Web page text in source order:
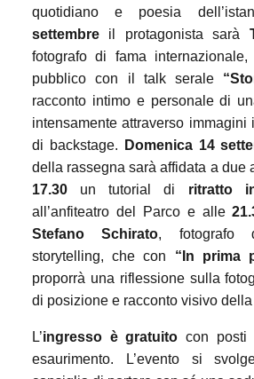
quotidiano e poesia
settembre il protagonista sarà
fotografo di fama
pubblico con il talk serale
racconto intimo e personale di
intensamente attraverso immagini
di backstage.
Domenica 14
della rassegna sarà affidata a due
17.30 un tutorial di ritratto
all’anfiteatro del Parco e alle
Stefano Schirato, fotografo
storytelling, che con “In prima
proporrà una riflessione sulla
di posizione e racconto visivo della
L’ingresso è gratuito con posti
esaurimento. L’evento si